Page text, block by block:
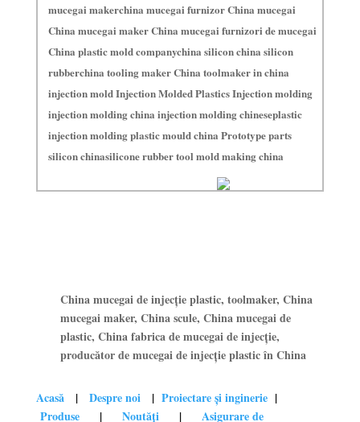
mucegai makerchina mucegai furnizor China mucegai
China mucegai maker China mucegai furnizori de mucegai
China plastic mold companychina silicon china silicon
rubberchina tooling maker China toolmaker in china
injection mold Injection Molded Plastics Injection molding
injection molding china injection molding chineseplastic
injection molding plastic mould china Prototype parts
silicon chinasilicone rubber tool mold making china
China mucegai de injecție plastic, toolmaker, China
mucegai maker, China scule, China mucegai de
plastic, China fabrica de mucegai de injecție,
producător de mucegai de injecție plastic în China
Acasă | Despre noi | Proiectare și inginerie|
Produse | Noutăți| Asigurare de